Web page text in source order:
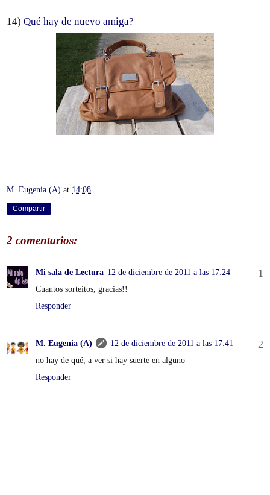
14) Qué hay de nuevo amiga?
M. Eugenia (A) at 14:08
Compartir
2 comentarios:
Mi sala de Lectura 12 de diciembre de 2011 a las 17:24
Cuantos sorteitos, gracias!!
Responder
M. Eugenia (A)
12 de diciembre de 2011 a las 17:41
no hay de qué, a ver si hay suerte en alguno
Responder